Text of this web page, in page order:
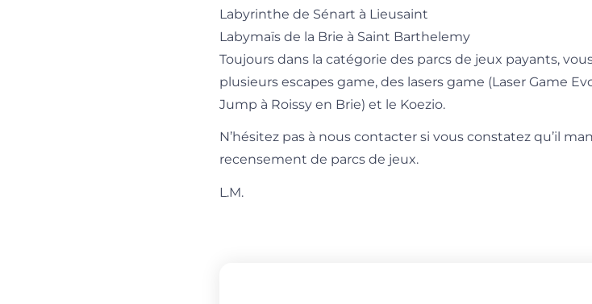
Labyrinthe de Sénart à Lieusaint
Labymaïs de la Brie à Saint Barthelemy
Toujours dans la catégorie des parcs de jeux payants,
plusieurs escapes game, des lasers game (Laser Game
Jump à Roissy en Brie) et le Koezio.
N’hésitez pas à nous contacter si vous constatez qu’il
recensement de parcs de jeux.
L.M.